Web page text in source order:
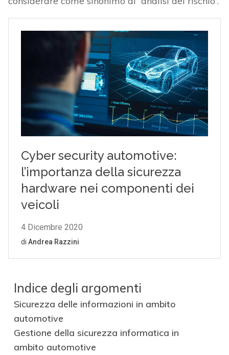
Indice degli argomenti
Sicurezza delle informazioni in ambito
automotive
Gestione della sicurezza informatica in
ambito automotive